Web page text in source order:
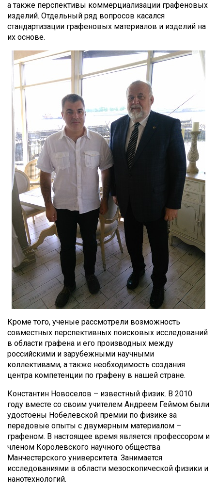
а также перспективы коммерциализации графеновых
изделий. Отдельный ряд вопросов касался
стандартизации графеновых материалов и изделий на
их основе.
Кроме того, ученые рассмотрели возможность
совместных перспективных поисковых исследований
в области графена и его производных между
российскими и зарубежными научными
коллективами, а также необходимость создания
центра компетенции по графену в нашей стране.
Константин Новоселов – известный физик. В 2010
году вместе со своим учителем Андреем Геймом были
удостоены Нобелевской премии по физике за
передовые опыты с двумерным материалом –
графеном. В настоящее время является профессором и
членом Королевского научного общества
Манчестерского университета. Занимается
исследованиями в области мезоскопической физики и
нанотехнологий.